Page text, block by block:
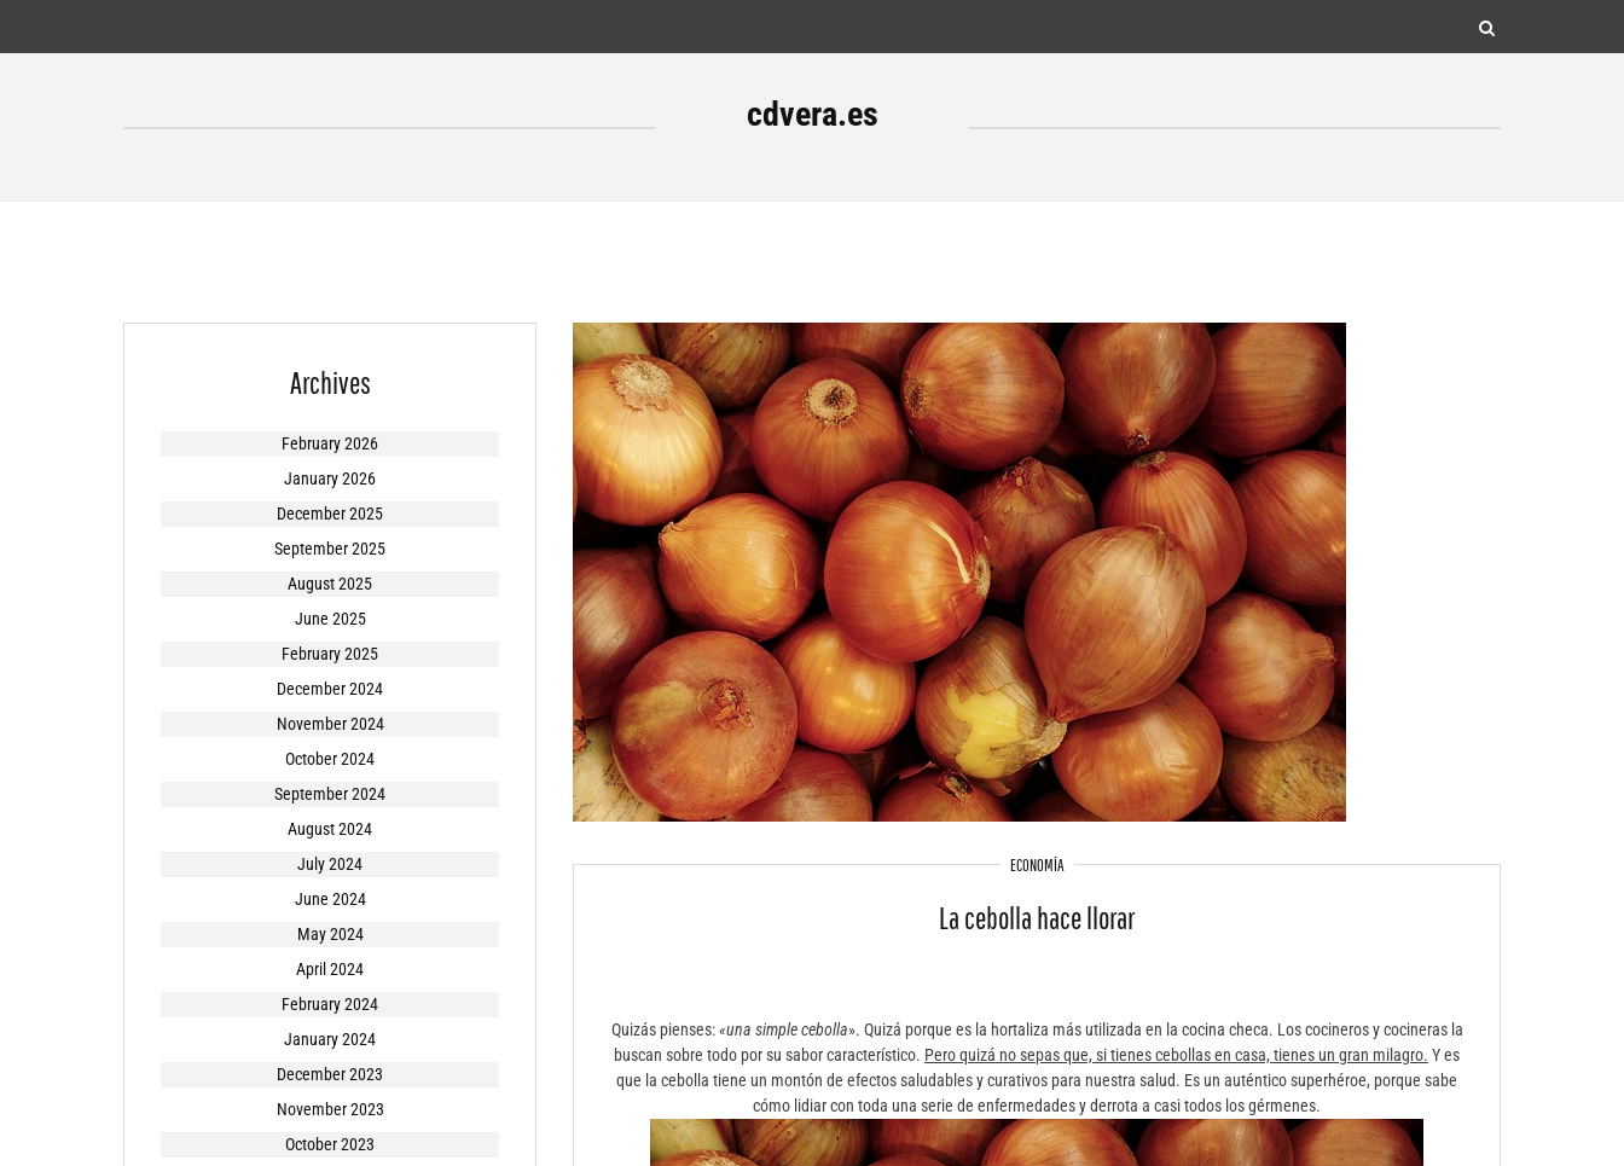
cdvera.es
ECONOMÍA
La cebolla hace llorar
Quizás pienses:«una simple cebolla». Quizá porque es la hortaliza más utilizada en la cocina checa. Los cocineros y cocineras la
buscan sobre todo por su sabor característico. Pero quizá no sepas que, si tienes cebollas en casa, tienes un gran milagro. Y es
que la cebolla tiene un montón de efectos saludables y curativos para nuestra salud. Es un auténtico superhéroe, porque sabe
cómo lidiar con toda una serie de enfermedades y derrota a casi todos los gérmenes.
Archives
February 2026
January 2026
December 2025
September 2025
August 2025
June 2025
February 2025
December 2024
November 2024
October 2024
September 2024
August 2024
July 2024
June 2024
May 2024
April 2024
February 2024
January 2024
December 2023
November 2023
October 2023